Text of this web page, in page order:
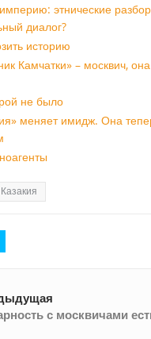
этнические
диалог?
историю
Камчатки» – москвич,
не было
меняет имидж. Она
Казакия
с москвичами